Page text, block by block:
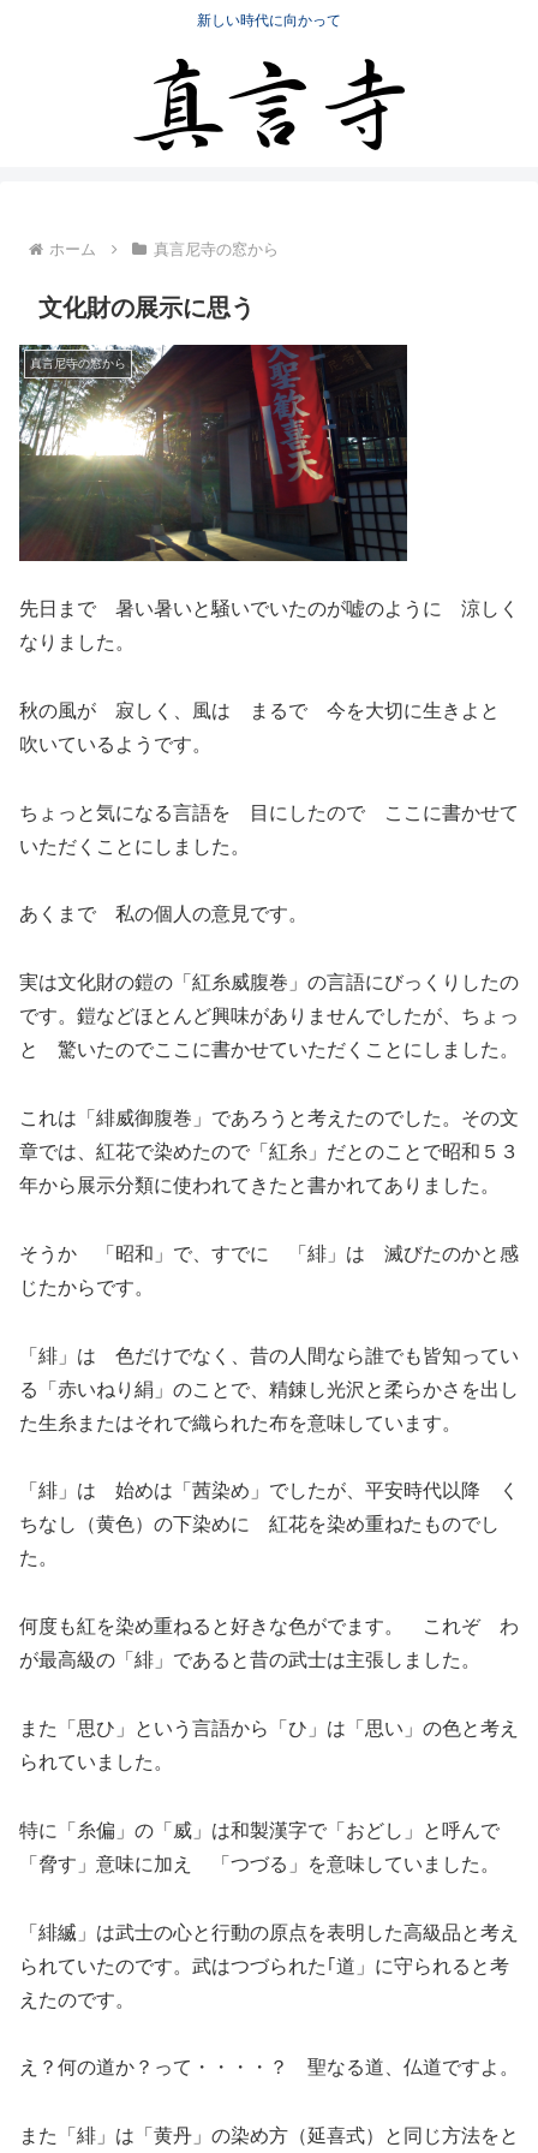
新しい時代に向かって
ホーム 真言尼寺の窓から
文化財の展示に思う
真言尼寺の窓から
先日まで 暑い暑いと騒いでいたのが嘘のように 涼しく
なりました。
秋の風が 寂しく、風は まるで 今を大切に生きよと
吹いているようです。
ちょっと気になる言語を 目にしたので ここに書かせて
いただくことにしました。
あくまで 私の個人の意見です。
実は文化財の鎧の「紅糸威腹巻」の言語にびっくりしたの
です。鎧などほとんど興味がありませんでしたが、ちょっ
と 驚いたのでここに書かせていただくことにしました。
これは「緋威御腹巻」であろうと考えたのでした。その文
章では、紅花で染めたので「紅糸」だとのことで昭和５３
年から展示分類に使われてきたと書かれてありました。
そうか 「昭和」で、すでに 「緋」は 滅びたのかと感
じたからです。
「緋」は 色だけでなく、昔の人間なら誰でも皆知ってい
る「赤いねり絹」のことで、精錬し光沢と柔らかさを出し
た生糸またはそれで織られた布を意味しています。
「緋」は 始めは「茜染め」でしたが、平安時代以降 く
ちなし（黄色）の下染めに 紅花を染め重ねたものでし
た。
何度も紅を染め重ねると好きな色がでます。 これぞ わ
が最高級の「緋」であると昔の武士は主張しました。
また「思ひ」という言語から「ひ」は「思い」の色と考え
られていました。
特に「糸偏」の「威」は和製漢字で「おどし」と呼んで
「脅す」意味に加え 「つづる」を意味していました。
「緋縅」は武士の心と行動の原点を表明した高級品と考え
られていたのです。武はつづられた｢道」に守られると考
えたのです。
え？何の道か？って・・・・？ 聖なる道、仏道ですよ。
また「緋」は「黄丹」の染め方（延喜式）と同じ方法をと